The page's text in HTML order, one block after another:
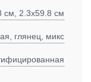
см, 2.3x59.8 см
глянец, микс